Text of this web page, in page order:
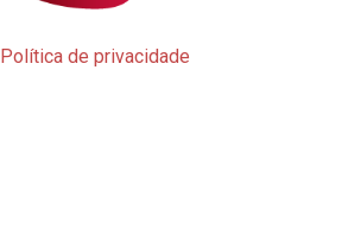
Política de privacidade